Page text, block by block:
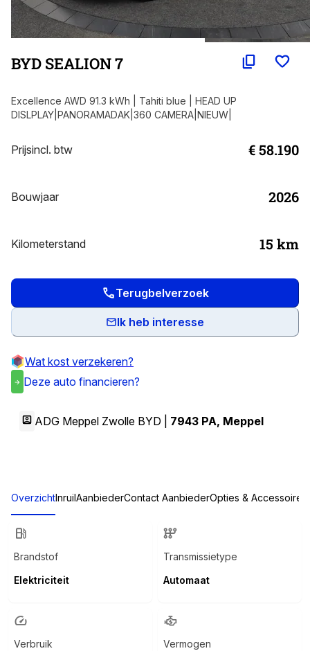
BYD SEALION 7
Excellence AWD 91.3 kWh | Tahiti blue | HEAD UP
DISLPLAY|PANORAMADAK|360 CAMERA|NIEUW|
Prijsincl. btw € 58.190
Bouwjaar 2026
Kilometerstand 15 km
Ik heb interesse
Terugbelverzoek
Wat kost verzekeren?
Deze auto financieren?
ADG Meppel Zwolle BYD | 7943 PA, Meppel
OverzichtInruil AanbiederContact AanbiederOpties & Accessoires
Brandstof
Elektriciteit
Transmissietype
Automaat
Verbruik
Vermogen